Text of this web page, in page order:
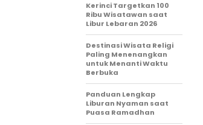
Kerinci Targetkan 100
Ribu Wisatawan saat
Libur Lebaran 2026
Destinasi Wisata Religi
Paling Menenangkan
untuk Menanti Waktu
Berbuka
Panduan Lengkap
Liburan Nyaman saat
Puasa Ramadhan